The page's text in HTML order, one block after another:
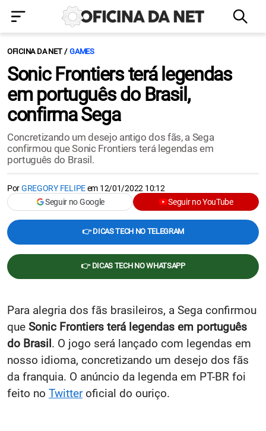
OFICINA DA NET GAMES
Sonic Frontiers terá legendas
em português do Brasil,
confirma Sega
Concretizando um desejo antigo dos fãs, a Sega
confirmou que Sonic Frontiers terá legendas em
português do Brasil.
PorGREGORY FELIPEem 12/01/2022 10:12
Seguir no Google
Seguir no YouTube
👉 DICAS TECH NO TELEGRAM
👉 DICAS TECH NO WHATSAPP
Para alegria dos fãs brasileiros, a Sega confirmou
que Sonic Frontiers terá legendas em português
do Brasil. O jogo será lançado com legendas em
nosso idioma, concretizando um desejo dos fãs
da franquia. O anúncio da legenda em PT-BR foi
feito no Twitteroficial do ouriço.